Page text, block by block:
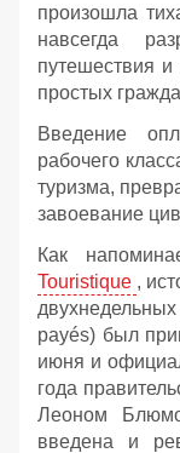
произошла
навсегда
путешествия
простых
Введение
рабочего
туризма,
завоевание
Как
Touristique ,
payés) был
июня и
года
Леоном
введена и